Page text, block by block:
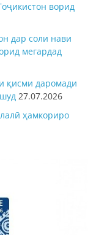
ворид
дар соли нави
мегардад
қисми даромади
27.07.2026
ҳамкориро